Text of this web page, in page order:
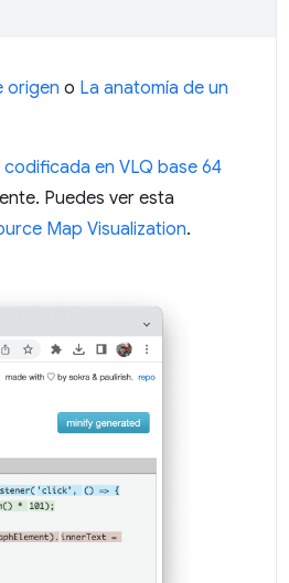
origen o La anatomía de un
en VLQ base 64
Puedes ver esta
Map Visualization.